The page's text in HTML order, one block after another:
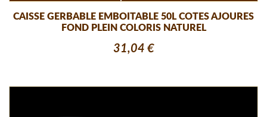
CAISSE GERBABLE EMBOITABLE 50L COTES AJOURES
FOND PLEIN COLORIS NATUREL
31,04 €